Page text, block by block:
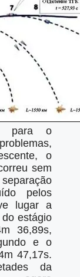
para o
o
sem
pelos
lugar a
estágio
36,89s,
e o
47,17s.
da